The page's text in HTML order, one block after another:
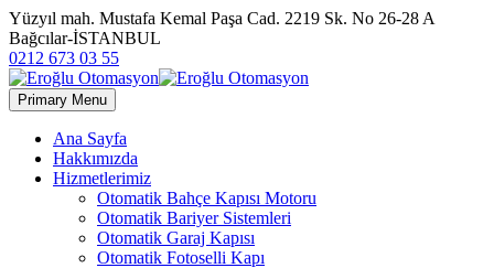
Yüzyıl mah. Mustafa Kemal Paşa Cad. 2219 Sk. No 26-28 A
Bağcılar-İSTANBUL
0212 673 03 55
Primary Menu
Ana Sayfa
Hakkımızda
Hizmetlerimiz
Otomatik Bahçe Kapısı Motoru
Otomatik Bariyer Sistemleri
Otomatik Garaj Kapısı
Otomatik Fotoselli Kapı